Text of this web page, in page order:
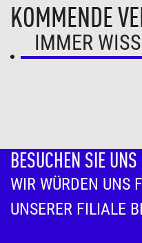
KOMMENDE
IMMER
BESUCHEN SIE
WIR WÜRDEN UNS
UNSERER FILIALE